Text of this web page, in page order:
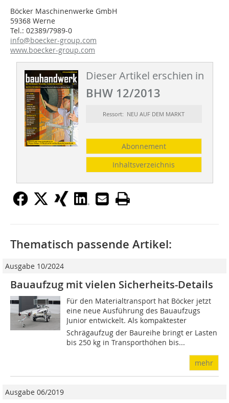
Böcker Maschinenwerke GmbH
59368 Werne
Tel.: 02389/7989-0
info@boecker-group.com
www.boecker-group.com
Dieser Artikel erschien in
BHW 12/2013
Ressort: NEU AUF DEM MARKT
Abonnement
Inhaltsverzeichnis
Thematisch passende Artikel:
Ausgabe 10/2024
Bauaufzug mit vielen Sicherheits-Details
Für den Materialtransport hat Böcker jetzt
eine neue Ausführung des Bauaufzugs
Junior entwickelt. Als kompaktester
Schrägaufzug der Baureihe bringt er Lasten
bis 250 kg in Transporthöhen bis...
mehr
Ausgabe 06/2019